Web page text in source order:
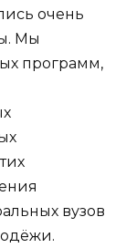
очень
Мы
программ,
вузов